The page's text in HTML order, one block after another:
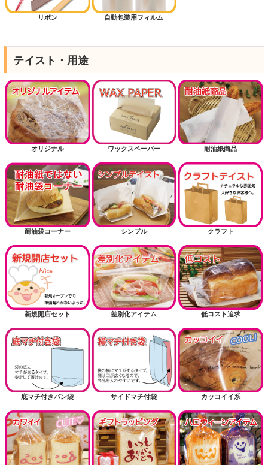
リボン 自動包装用フィルム
テイスト・用途
オリジナル ワックスペーパー 耐油紙商品
耐油袋コーナー シンプル クラフト
新規開店セット 差別化アイテム 低コスト追求
底マチ付きパン袋 サイドマチ付袋 カッコイイ系